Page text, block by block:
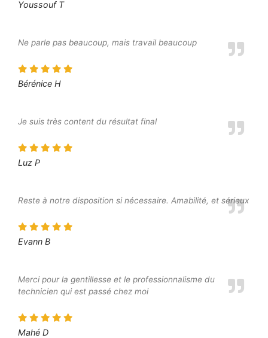
Youssouf T
Ne parle pas beaucoup, mais travail beaucoup
Bérénice H
Je suis très content du résultat final
Luz P
Reste à notre disposition si nécessaire. Amabilité, et sérieux
Evann B
Merci pour la gentillesse et le professionnalisme du
technicien qui est passé chez moi
Mahé D